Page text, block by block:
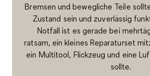
Bremsen und bewegliche Teile
Zustand sein und zuverlässig
Notfall ist es gerade bei
ratsam, ein kleines Reparaturset
ein Multitool, Flickzeug und eine
sollte.